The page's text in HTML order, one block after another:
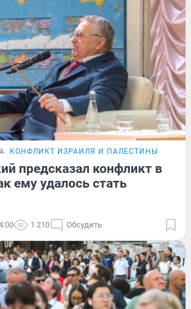
КОНФЛИКТ ИЗРАИЛЯ И ПАЛЕСТИНЫ
предсказал конфликт в
ему удалось стать
1 210 Обсудить